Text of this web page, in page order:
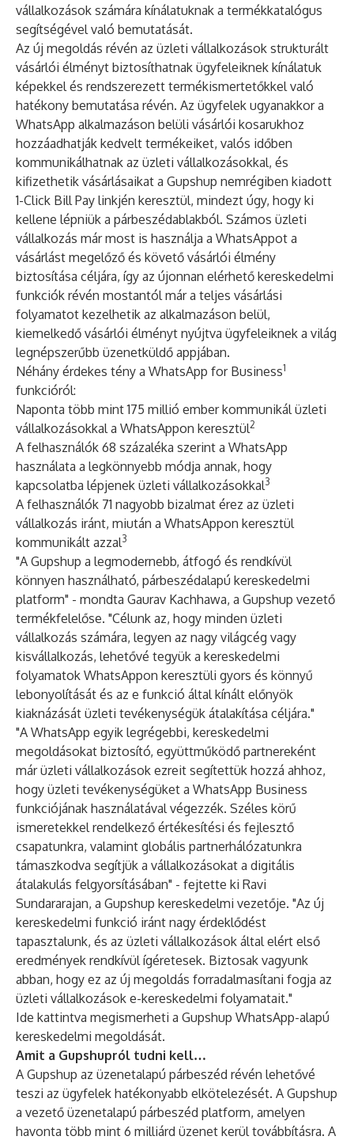
vállalkozások számára kínálatuknak a termékkatalógus
segítségével való bemutatását.
Az új megoldás révén az üzleti vállalkozások strukturált
vásárlói élményt biztosíthatnak ügyfeleiknek kínálatuk
képekkel és rendszerezett termékismertetőkkel való
hatékony bemutatása révén. Az ügyfelek ugyanakkor a
WhatsApp alkalmazáson belüli vásárlói kosarukhoz
hozzáadhatják kedvelt termékeiket, valós időben
kommunikálhatnak az üzleti vállalkozásokkal, és
kifizethetik vásárlásaikat a Gupshup nemrégiben kiadott
1-Click Bill Pay linkjén keresztül, mindezt úgy, hogy ki
kellene lépniük a párbeszédablakból. Számos üzleti
vállalkozás már most is használja a WhatsAppot a
vásárlást megelőző és követő vásárlói élmény
biztosítása céljára, így az újonnan elérhető kereskedelmi
funkciók révén mostantól már a teljes vásárlási
folyamatot kezelhetik az alkalmazáson belül,
kiemelkedő vásárlói élményt nyújtva ügyfeleiknek a világ
legnépszerűbb üzenetküldő appjában.
Néhány érdekes tény a WhatsApp for Business1
funkcióról:
Naponta több mint 175 millió ember kommunikál üzleti
vállalkozásokkal a WhatsAppon keresztül2
A felhasználók 68 százaléka szerint a WhatsApp
használata a legkönnyebb módja annak, hogy
kapcsolatba lépjenek üzleti vállalkozásokkal3
A felhasználók 71 nagyobb bizalmat érez az üzleti
vállalkozás iránt, miután a WhatsAppon keresztül
kommunikált azzal3
"A Gupshup a legmodernebb, átfogó és rendkívül
könnyen használható, párbeszédalapú kereskedelmi
platform" - mondta Gaurav Kachhawa, a Gupshup vezető
termékfelelőse. "Célunk az, hogy minden üzleti
vállalkozás számára, legyen az nagy világcég vagy
kisvállalkozás, lehetővé tegyük a kereskedelmi
folyamatok WhatsAppon keresztüli gyors és könnyű
lebonyolítását és az e funkció által kínált előnyök
kiaknázását üzleti tevékenységük átalakítása céljára."
"A WhatsApp egyik legrégebbi, kereskedelmi
megoldásokat biztosító, együttműködő partnereként
már üzleti vállalkozások ezreit segítettük hozzá ahhoz,
hogy üzleti tevékenységüket a WhatsApp Business
funkciójának használatával végezzék. Széles körű
ismeretekkel rendelkező értékesítési és fejlesztő
csapatunkra, valamint globális partnerhálózatunkra
támaszkodva segítjük a vállalkozásokat a digitális
átalakulás felgyorsításában" - fejtette ki Ravi
Sundararajan, a Gupshup kereskedelmi vezetője. "Az új
kereskedelmi funkció iránt nagy érdeklődést
tapasztalunk, és az üzleti vállalkozások által elért első
eredmények rendkívül ígéretesek. Biztosak vagyunk
abban, hogy ez az új megoldás forradalmasítani fogja az
üzleti vállalkozások e-kereskedelmi folyamatait."
Ide kattintva megismerheti a Gupshup WhatsApp-alapú
kereskedelmi megoldását.
Amit a Gupshupról tudni kell…
A Gupshup az üzenetalapú párbeszéd révén lehetővé
teszi az ügyfelek hatékonyabb elkötelezését. A Gupshup
a vezető üzenetalapú párbeszéd platform, amelyen
havonta több mint 6 milliárd üzenet kerül továbbításra. A